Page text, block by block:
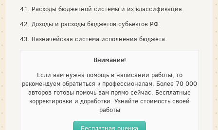
41. Расходы бюджетной системы и их классификация.
42. Доходы и расходы бюджетов субъектов РФ.
43. Казначейская система исполнения бюджета.
Внимание!
Если вам нужна помощь в написании работы, то
рекомендуем обратиться к профессионалам. Более 70 000
авторов готовы помочь вам прямо сейчас. Бесплатные
корректировки и доработки. Узнайте стоимость своей
работы
Бесплатная оценка